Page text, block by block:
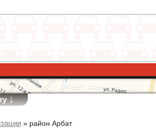
↓
» район Арбат